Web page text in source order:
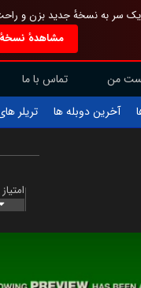
یک سر به نسخهٔ جدید بزن و
مشاهدهٔ
من
تماس با ما
آخرین دوبله ها تریلر